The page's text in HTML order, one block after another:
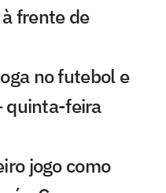
frente de
no futebol e
quinta-feira
jogo como